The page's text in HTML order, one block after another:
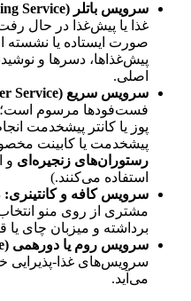
سرویس باتلر (Butler/Flying Service):
غذا یا پیش‌غذا در حال
صورت ایستاده یا نشسته
پیش‌غذاها، دسرها و
اصلی.
سرویس سریع (Fast-Food/Counter Service):
فست‌فودها مرسوم است؛
پوز یا کانتر پیشخدمت
پیشخدمت یا کابینت
رستوران‌های زنجیره‌ای و
استفاده می‌کنند.)
سرویس کافه و کانتینری:
مشتری از روی منو
برداشته و میزبان چای
سرویس روم یا دورهمی (Room Service):
سرویس‌های غذا-پذیرایی
می‌آید.